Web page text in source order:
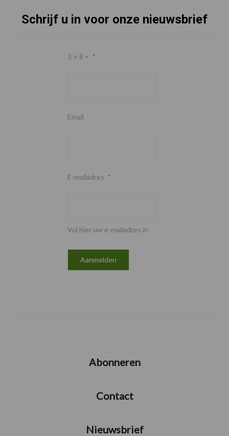
Schrijf u in voor onze nieuwsbrief
3 + 8 = *
Email
E-mailadres *
Vul hier uw e-mailadres in
Abonneren
Contact
Nieuwsbrief